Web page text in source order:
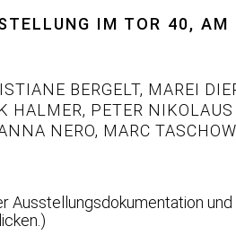
IM TOR 40, AM
BERGELT, MAREI
HALMER, PETER
NERO, MARC
Ausstellungsdokumentation